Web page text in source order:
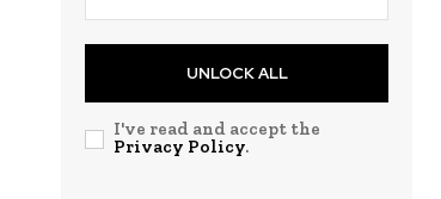
UNLOCK ALL
I've read and accept the
Privacy Policy.